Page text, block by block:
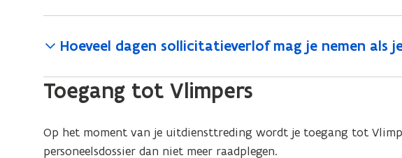
Hoeveel dagen sollicitatieverlof mag je nemen als
Toegang tot Vlimpers
Op het moment van je uitdiensttreding wordt je toegang tot
personeelsdossier dan niet meer raadplegen.